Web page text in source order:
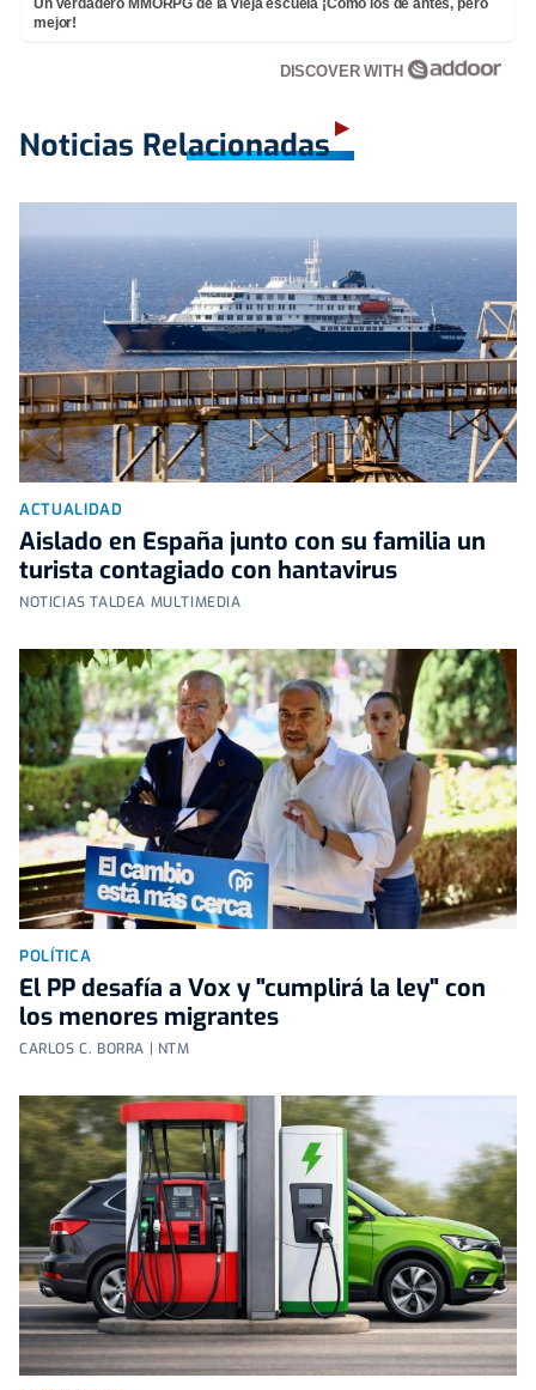
Un verdadero MMORPG de la vieja escuela ¡Cómo los de antes, pero
mejor!
DISCOVER WITH
Noticias Relacionadas
ACTUALIDAD
Aislado en España junto con su familia un
turista contagiado con hantavirus
NOTICIAS TALDEA MULTIMEDIA
POLÍTICA
El PP desafía a Vox y "cumplirá la ley" con
los menores migrantes
CARLOS C. BORRA | NTM